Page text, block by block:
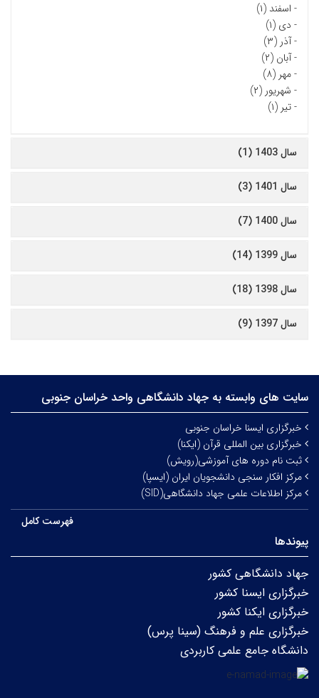
- اسفند (۱)
- دی (۱)
-آذر (۳)
-آبان (۲)
-مهر (۸)
- شهریور (۲)
-تیر (۱)
سال 1403 (1)
سال 1401 (3)
سال 1400 (7)
سال 1399 (14)
سال 1398 (18)
سال 1397 (9)
سایت های وابسته به جهاد دانشگاهی واحد خراسان جنوبی
خبرگزاری ایسنا خراسان جنوبی
خبرگزاری بین المللی قرآن (ایکنا)
ثبت نام دوره های آموزشی(رویش)
مرکز افکار سنجی دانشجویان ایران (ایسپا)
مرکز اطلاعات علمی جهاد دانشگاهی(SID)
فهرست کامل
پیوندها
جهاد دانشگاهی کشور
خبرگزاری ایسنا کشور
خبرگزاری ایکنا کشور
خبرگزاری علم و فرهنگ (سینا پرس)
دانشگاه جامع علمی کاربردی